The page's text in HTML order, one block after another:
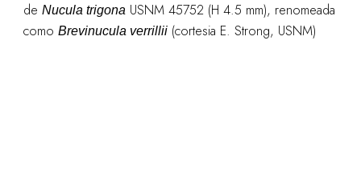
de Nucula trigonaUSNM 45752 (H 4.5 mm), renomeada
como Brevinucula verrillii(cortesia E. Strong, USNM)